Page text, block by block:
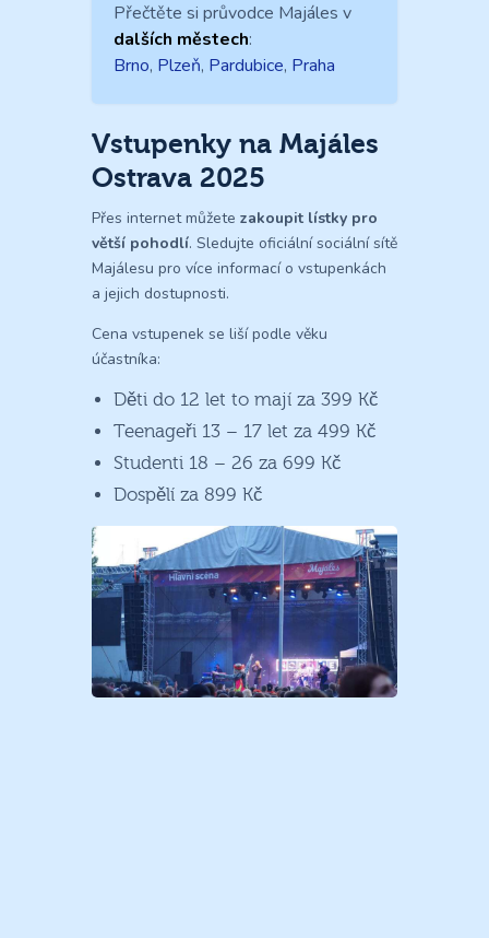
Přečtěte si průvodce Majáles v
dalších městech:
Brno, Plzeň, Pardubice, Praha
Vstupenky na Majáles
Ostrava 2025
Přes internet můžete zakoupit lístky pro
větší pohodlí. Sledujte oficiální sociální sítě
Majálesu pro více informací o vstupenkách
a jejich dostupnosti.
Cena vstupenek se liší podle věku
účastníka:
Děti do 12 let to mají za 399 Kč
Teenageři 13 – 17 let za 499 Kč
Studenti 18 – 26 za 699 Kč
Dospělí za 899 Kč